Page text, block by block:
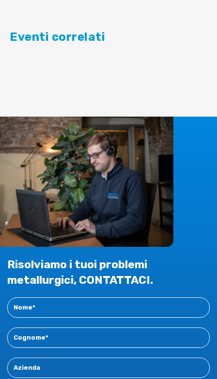
Eventi correlati
Risolviamo i tuoi problemi
metallurgici, CONTATTACI.
Contact
New